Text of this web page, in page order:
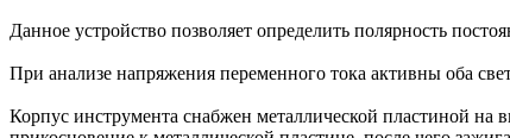
Данное устройство позволяет определить полярность
При анализе напряжения переменного тока активны оба
Корпус инструмента снабжен металлической пластиной на